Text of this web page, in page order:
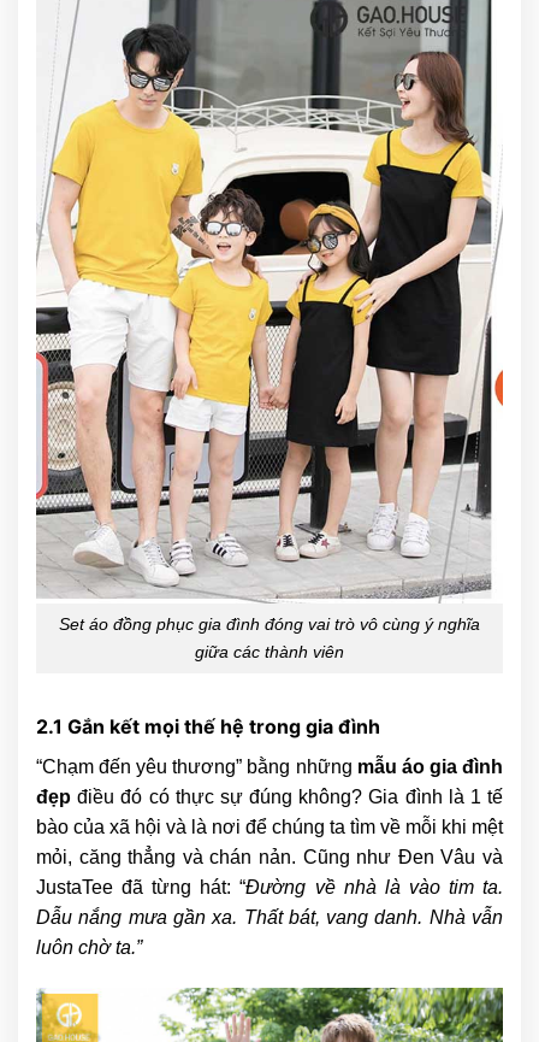
Set áo đồng phục gia đình đóng vai trò vô cùng ý nghĩa
giữa các thành viên
2.1 Gắn kết mọi thế hệ trong gia đình
“Chạm đến yêu thương” bằng những mẫu áo gia đình
đẹpđiều đó có thực sự đúng không? Gia đình là 1 tế
bào của xã hội và là nơi để chúng ta tìm về mỗi khi mệt
mỏi, căng thẳng và chán nản. Cũng như Đen Vâu và
JustaTee đã từng hát: “Đường về nhà là vào tim ta.
Dẫu nắng mưa gần xa. Thất bát, vang danh. Nhà vẫn
luôn chờ ta.”